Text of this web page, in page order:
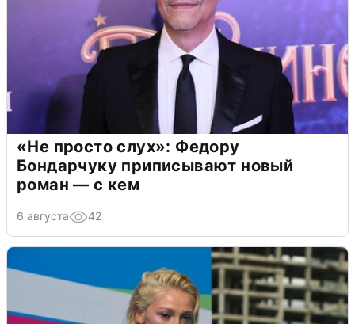
«Не просто слух»: Федору
Бондарчуку приписывают новый
роман — с кем
6 августа 42